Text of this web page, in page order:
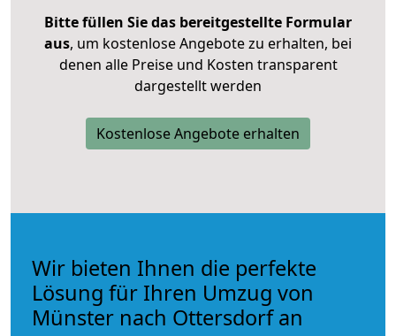
Bitte füllen Sie das bereitgestellte Formular
aus, um kostenlose Angebote zu erhalten, bei
denen alle Preise und Kosten transparent
dargestellt werden
Kostenlose Angebote erhalten
Wir bieten Ihnen die perfekte
Lösung für Ihren Umzug von
Münster nach Ottersdorf an